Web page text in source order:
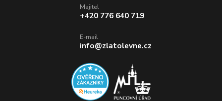
Majitel
+420 776 640 719
E-mail
info@zlatolevne.cz